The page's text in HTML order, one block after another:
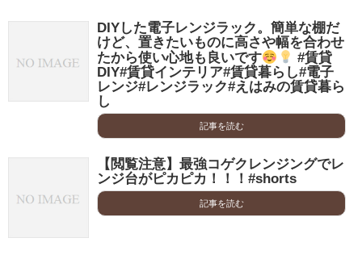
DIYした電子レンジラック。簡単な棚だ
けど、置きたいものに高さや幅を合わせ
たから使い心地も良いです
#賃貸
DIY#賃貸インテリア#賃貸暮らし#電子
レンジ#レンジラック#えはみの賃貸暮ら
し
記事を読む
【閲覧注意】最強コゲクレンジングでレ
ンジ台がピカピカ！！！#shorts
記事を読む